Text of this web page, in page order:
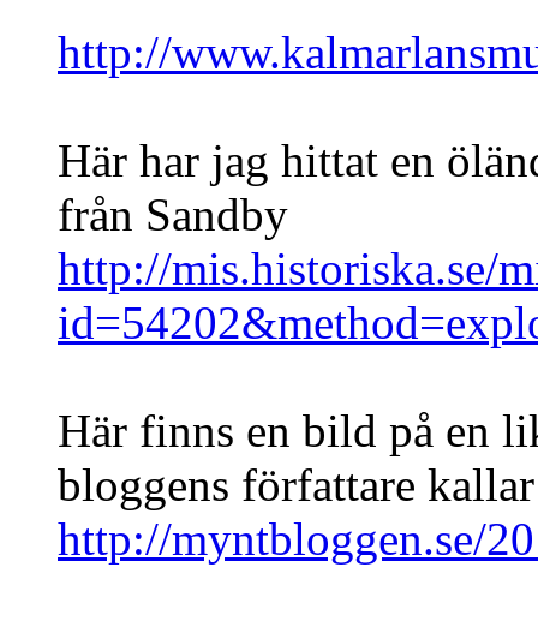
http://
Här har jag hittat en
från Sandby
http://mis.historiska.se/
Här finns en bild på en
bloggens författare
http://myntbloggen.se/